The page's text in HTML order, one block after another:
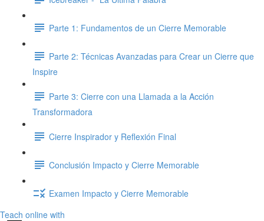
Parte 1: Fundamentos de un Cierre Memorable
Parte 2: Técnicas Avanzadas para Crear un Cierre que
Inspire
Parte 3: Cierre con una Llamada a la Acción
Transformadora
Cierre Inspirador y Reflexión Final
Conclusión Impacto y Cierre Memorable
Examen Impacto y Cierre Memorable
Teach online with